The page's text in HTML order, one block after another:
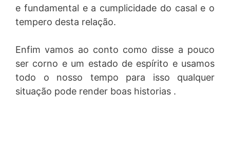
e fundamental e a cumplicidade do casal e o
tempero desta relação.
Enfim vamos ao conto como disse a pouco
ser corno e um estado de espírito e usamos
todo o nosso tempo para isso qualquer
situação pode render boas historias .